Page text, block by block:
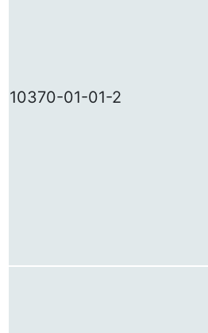
10370-01-01-2